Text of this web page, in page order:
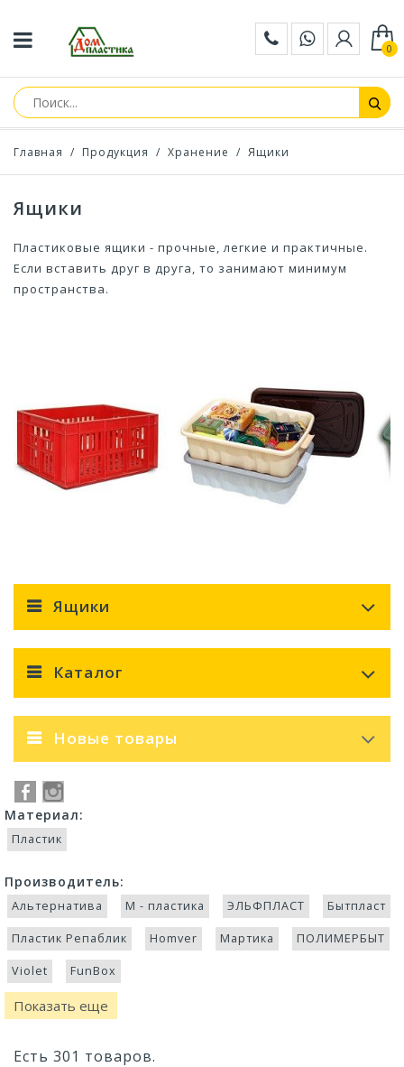
0
Главная / Продукция / Хранение / Ящики
Ящики
Пластиковые ящики - прочные, легкие и практичные.
Если вставить друг в друга, то занимают минимум
пространства.
Ящики
Каталог
Новые товары
Материал:
Пластик
Производитель:
Альтернатива М - пластика ЭЛЬФПЛАСТ Бытпласт
Пластик Репаблик Homver Мартика ПОЛИМЕРБЫТ
Violet FunBox
Показать еще
Есть 301 товаров.